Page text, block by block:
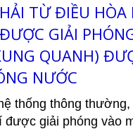
TỪ ĐIỀU HÒA
GIẢI
QUANH)
NƯỚC
thống thông
được giải phóng vào